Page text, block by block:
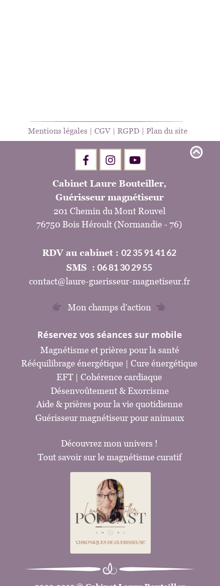
Cabinet Laure Bouteiller,
Guérisseur magnétiseur
201 Chemin du Mont Rouvel
76750 Bois Héroult (Normandie - 76)
RDV au cabinet : 02 35 91 41 62
SMS  : 06 81 30 29 55
contact@laure-guerisseur-magnetiseur.fr
Mon champs d’action
Réservez vos séances sur mobile
Magnétisme et prières pour la santé
Rééquilibrage énergétique | Cure énergétique
EFT | Cohérence cardiaque
Désenvoûtement & Exorcisme
Aide & prières pour la vie quotidienne
Guérisseur magnétiseur pour animaux
Découvrez mon univers !
Tout savoir sur le magnétisme curatif
Mentions légales | CGV | RGPD | Plan du site